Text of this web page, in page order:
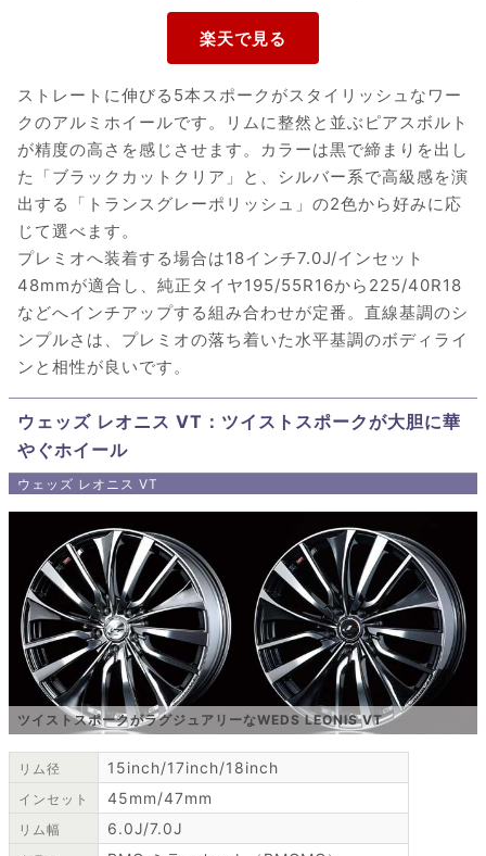
ストレートに伸びる5本スポークがスタイリッシュなワー
クのアルミホイールです。リムに整然と並ぶピアスボルト
が精度の高さを感じさせます。カラーは黒で締まりを出し
た「ブラックカットクリア」と、シルバー系で高級感を演
出する「トランスグレーポリッシュ」の2色から好みに応
じて選べます。
プレミオへ装着する場合は18インチ7.0J/インセット
48mmが適合し、純正タイヤ195/55R16から225/40R18
などへインチアップする組み合わせが定番。直線基調のシ
ンプルさは、プレミオの落ち着いた水平基調のボディライ
ンと相性が良いです。
ウェッズ レオニス VT：ツイストスポークが大胆に華
やぐホイール
ウェッズ レオニス VT
ツイストスポークがラグジュアリーなWEDS LEONIS VT
リム径 15inch/17inch/18inch
インセット 45mm/47mm
リム幅 6.0J/7.0J